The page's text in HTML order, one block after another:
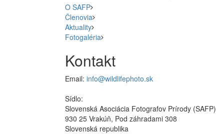
O SAFP
Členovia
Aktuality
Fotogaléria
Kontakt
Email: info@wildlifephoto.sk
Sídlo:
Slovenská Asociácia Fotografov Prírody (SAFP)
930 25 Vrakúň, Pod záhradami 308
Slovenská republika